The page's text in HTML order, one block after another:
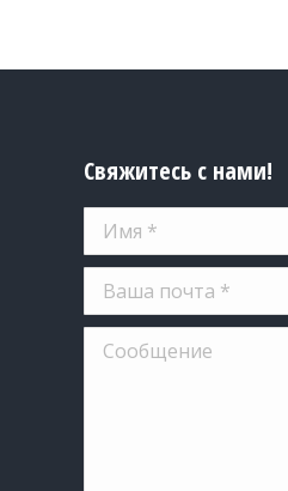
Свяжитесь с нами!
Имя *
Ваша почта *
Сообщение